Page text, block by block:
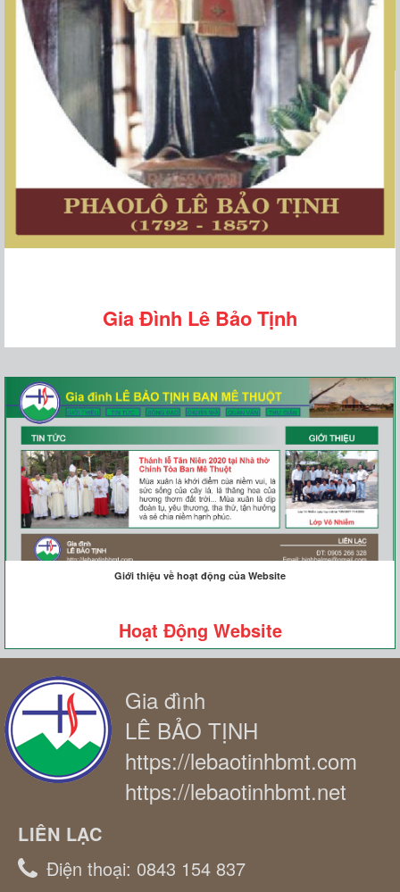
Gia Đình Lê Bảo Tịnh
Giới thiệu về hoạt động của Website
Hoạt Động Website
Gia đình
LÊ BẢO TỊNH
https://lebaotinhbmt.com
https://lebaotinhbmt.net
LIÊN LẠC
Điện thoại: 0843 154 837